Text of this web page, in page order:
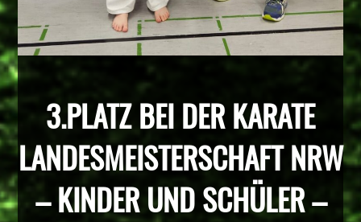
3.PLATZ BEI DER KARATE
LANDESMEISTERSCHAFT NRW
– KINDER UND SCHÜLER –